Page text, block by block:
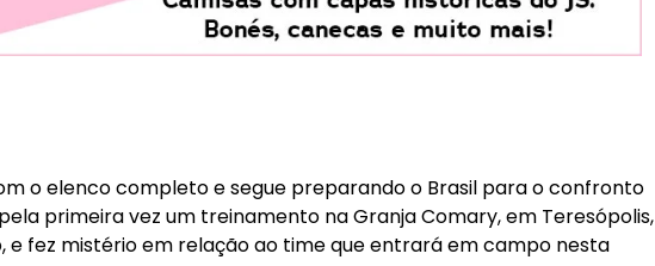
o elenco completo e segue preparando o Brasil para o confronto
primeira vez um treinamento na Granja Comary, em Teresópolis,
e fez mistério em relação ao time que entrará em campo nesta